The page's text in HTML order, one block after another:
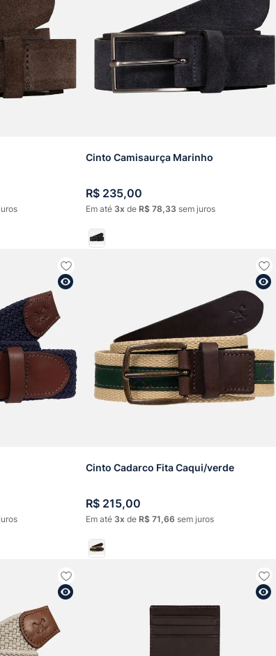
Cinto Camisaurça Marinho
R$ 235,00
Em até 3 de R$ 78,33 sem juros
Cinto Cadarco Fita Caqui/verde
R$ 215,00
Em até 3 de R$ 71,66 sem juros